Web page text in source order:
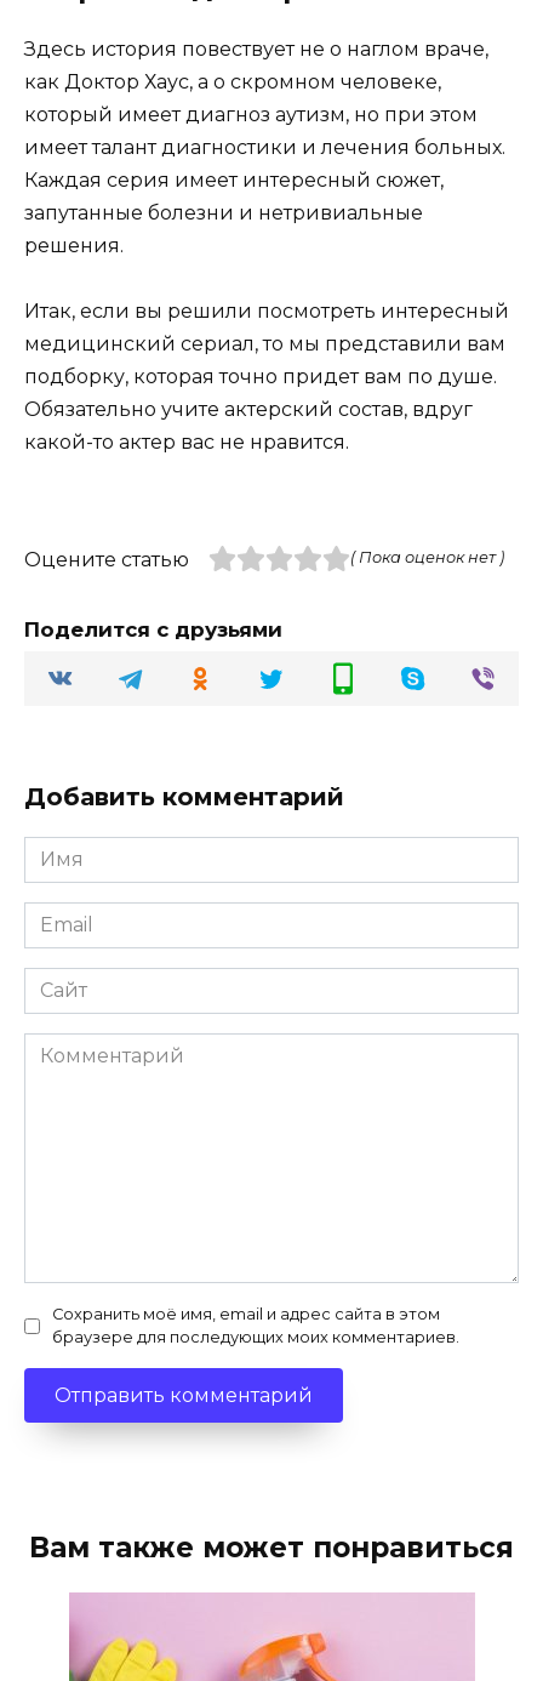
Здесь история повествует не о наглом враче,
как Доктор Хаус, а о скромном человеке,
который имеет диагноз аутизм, но при этом
имеет талант диагностики и лечения больных.
Каждая серия имеет интересный сюжет,
запутанные болезни и нетривиальные
решения.
Итак, если вы решили посмотреть интересный
медицинский сериал, то мы представили вам
подборку, которая точно придет вам по душе.
Обязательно учите актерский состав, вдруг
какой-то актер вас не нравится.
Оцените статью ( Пока оценок нет )
Поделится с друзьями
Добавить комментарий
Имя
Email
Сайт
Комментарий
Сохранить моё имя, email и адрес сайта в этом
браузере для последующих моих комментариев.
Вам также может понравиться